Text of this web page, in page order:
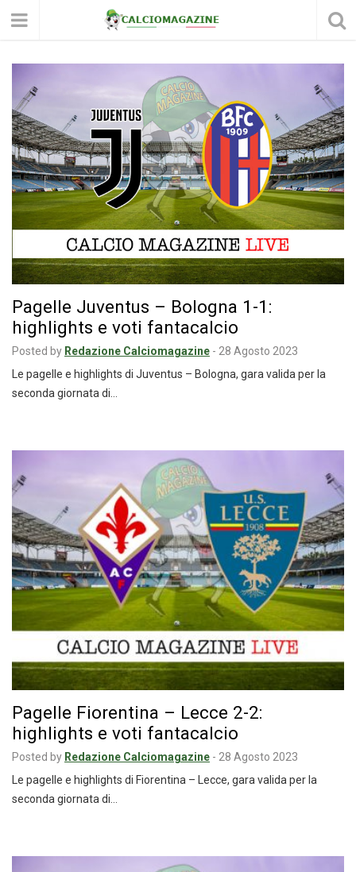
Pagelle Juventus – Bologna 1-1:
highlights e voti fantacalcio
Posted by Redazione Calciomagazine - 28 Agosto 2023
Le pagelle e highlights di Juventus – Bologna, gara valida per la
seconda giornata di…
Pagelle Fiorentina – Lecce 2-2:
highlights e voti fantacalcio
Posted by Redazione Calciomagazine - 28 Agosto 2023
Le pagelle e highlights di Fiorentina – Lecce, gara valida per la
seconda giornata di…